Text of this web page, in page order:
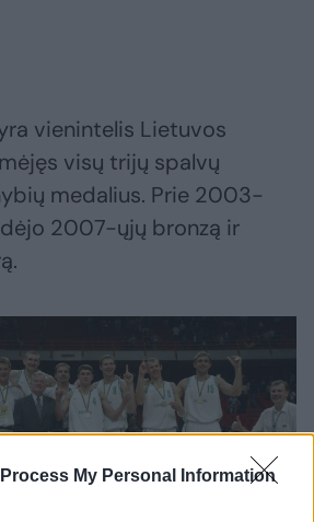
My Personal Information
vienintelis Lietuvos
visų trijų spalvų
medalius. Prie 2003-
2007-ųjų bronzą ir